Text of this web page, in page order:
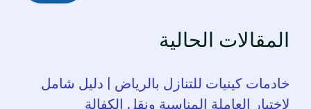
المقالات الحالية
خادمات كينيات للتنازل بالرياض | دليل شامل
لاختيار العاملة المناسبة ونقل الكفالة